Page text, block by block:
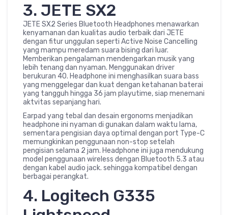
3. JETE SX2
JETE SX2 Series Bluetooth Headphones menawarkan
kenyamanan dan kualitas audio terbaik dari JETE
dengan fitur unggulan seperti Active Noise Cancelling
yang mampu meredam suara bising dari luar.
Memberikan pengalaman mendengarkan musik yang
lebih tenang dan nyaman. Menggunakan driver
berukuran 40. Headphone ini menghasilkan suara bass
yang menggelegar dan kuat dengan ketahanan baterai
yang tangguh hingga 36 jam playutime, siap menemani
aktvitas sepanjang hari.
Earpad yang tebal dan desain ergonoms menjadikan
headphone ini nyaman di gunakan dalam waktu lama,
sementara pengisian daya optimal dengan port Type-C
memungkinkan penggunaan non-stop setelah
pengisian selama 2 jam. Headphone ini juga mendukung
model penggunaan wireless dengan Bluetooth 5.3 atau
dengan kabel audio jack. sehingga kompatibel dengan
berbagai perangkat.
4. Logitech G335